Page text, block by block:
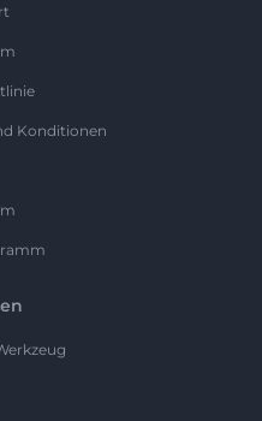
Konditionen